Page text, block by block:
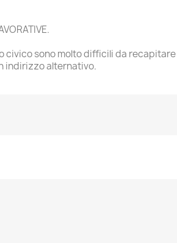
civico sono molto difficili da recapitare
indirizzo alternativo.